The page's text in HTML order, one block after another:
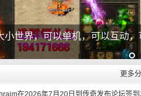
小世界，可以单机，可以互动，
更多
在2026年7月20日到传奇发布论坛签到